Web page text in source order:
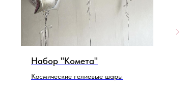
Набор "Комета"
Космические гелиевые шары